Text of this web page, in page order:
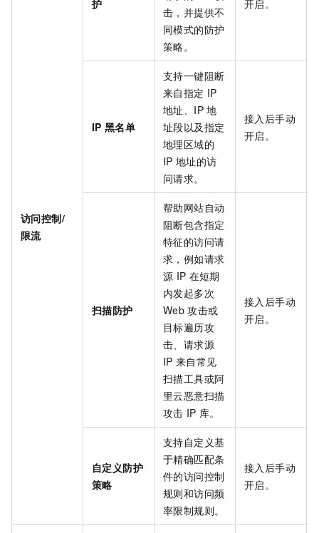
访问控制/
限流
护
击，并提供不
同模式的防护
策略。
开启。
IP 黑名单
支持一键阻断
来自指定 IP
地址、IP 地
址段以及指定
地理区域的
IP 地址的访
问请求。
接入后手动
开启。
扫描防护
帮助网站自动
阻断包含指定
特征的访问请
求，例如请求
源 IP 在短期
内发起多次
Web 攻击或
目标遍历攻
击、请求源
IP 来自常见
扫描工具或阿
里云恶意扫描
攻击 IP 库。
接入后手动
开启。
自定义防护
策略
支持自定义基
于精确匹配条
件的访问控制
规则和访问频
率限制规则。
接入后手动
开启。